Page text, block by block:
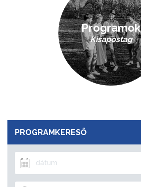
PROGRAMKERESŐ
Programok
Kisapostag